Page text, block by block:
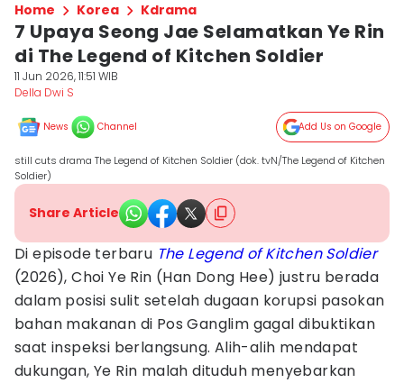
Home Korea Kdrama
7 Upaya Seong Jae Selamatkan Ye Rin
di The Legend of Kitchen Soldier
11 Jun 2026, 11:51 WIB
Della Dwi S
News Channel Add Us on Google
still cuts drama The Legend of Kitchen Soldier (dok. tvN/The Legend of Kitchen
Soldier)
Share Article
Di episode terbaru The Legend of Kitchen Soldier
(2026), Choi Ye Rin (Han Dong Hee) justru berada
dalam posisi sulit setelah dugaan korupsi pasokan
bahan makanan di Pos Ganglim gagal dibuktikan
saat inspeksi berlangsung. Alih-alih mendapat
dukungan, Ye Rin malah dituduh menyebarkan